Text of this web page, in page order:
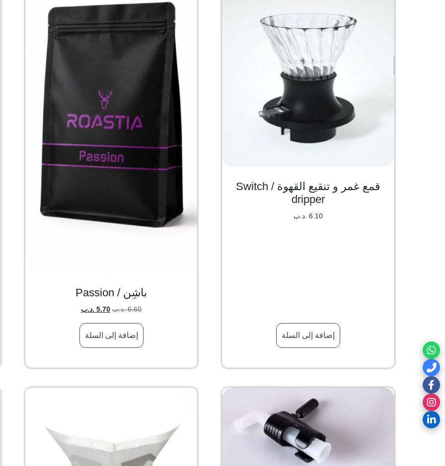
قمع غمر و تنقيع القهوة / Switch
dripper
6.10 .د.ب
إضافة إلى السلة
باشِن / Passion
6.60 .د.ب 5.70 .د.ب
إضافة إلى السلة